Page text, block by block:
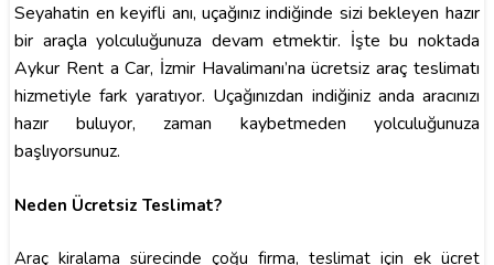
Seyahatin en keyifli anı, uçağınız indiğinde sizi bekleyen hazır
bir araçla yolculuğunuza devam etmektir. İşte bu noktada
Aykur Rent a Car, İzmir Havalimanı’na ücretsiz araç teslimatı
hizmetiyle fark yaratıyor. Uçağınızdan indiğiniz anda aracınızı
hazır buluyor, zaman kaybetmeden yolculuğunuza
başlıyorsunuz.
Neden Ücretsiz Teslimat?
Araç kiralama sürecinde çoğu firma, teslimat için ek ücret